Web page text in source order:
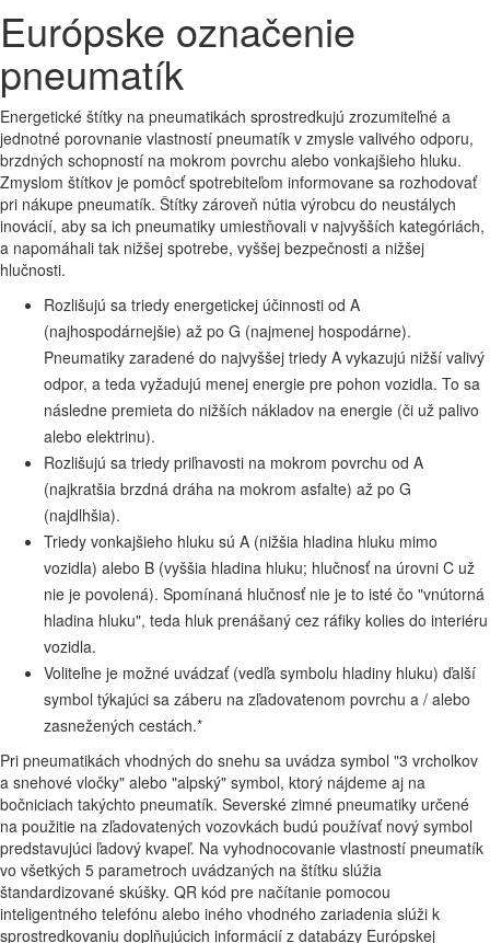
Európske označenie
pneumatík
Energetické štítky na pneumatikách sprostredkujú zrozumiteľné a
jednotné porovnanie vlastností pneumatík v zmysle valivého odporu,
brzdných schopností na mokrom povrchu alebo vonkajšieho hluku.
Zmyslom štítkov je pomôcť spotrebiteľom informovane sa rozhodovať
pri nákupe pneumatík. Štítky zároveň nútia výrobcu do neustálych
inovácií, aby sa ich pneumatiky umiestňovali v najvyšších kategóriách,
a napomáhali tak nižšej spotrebe, vyššej bezpečnosti a nižšej
hlučnosti.
Rozlišujú sa triedy energetickej účinnosti od A
(najhospodárnejšie) až po G (najmenej hospodárne).
Pneumatiky zaradené do najvyššej triedy A vykazujú nižší valivý
odpor, a teda vyžadujú menej energie pre pohon vozidla. To sa
následne premieta do nižších nákladov na energie (či už palivo
alebo elektrinu).
Rozlišujú sa triedy priľnavosti na mokrom povrchu od A
(najkratšia brzdná dráha na mokrom asfalte) až po G
(najdlhšia).
Triedy vonkajšieho hluku sú A (nižšia hladina hluku mimo
vozidla) alebo B (vyššia hladina hluku; hlučnosť na úrovni C už
nie je povolená). Spomínaná hlučnosť nie je to isté čo "vnútorná
hladina hluku", teda hluk prenášaný cez ráfiky kolies do interiéru
vozidla.
Voliteľne je možné uvádzať (vedľa symbolu hladiny hluku) ďalší
symbol týkajúci sa záberu na zľadovatenom povrchu a / alebo
zasnežených cestách.*
Pri pneumatikách vhodných do snehu sa uvádza symbol "3 vrcholkov
a snehové vločky" alebo "alpský" symbol, ktorý nájdeme aj na
bočniciach takýchto pneumatík. Severské zimné pneumatiky určené
na použitie na zľadovatených vozovkách budú používať nový symbol
predstavujúci ľadový kvapeľ. Na vyhodnocovanie vlastností pneumatík
vo všetkých 5 parametroch uvádzaných na štítku slúžia
štandardizované skúšky. QR kód pre načítanie pomocou
inteligentného telefónu alebo iného vhodného zariadenia slúži k
sprostredkovaniu doplňujúcich informácií z databázy Európskej